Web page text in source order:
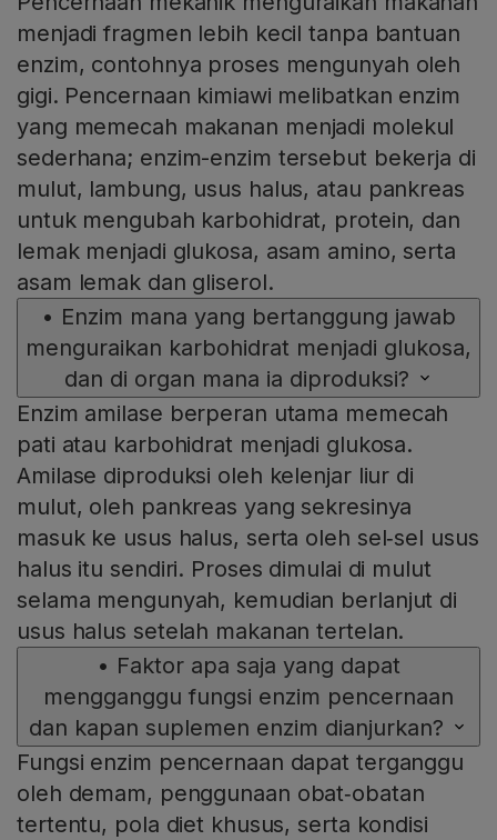
menjadi fragmen lebih kecil tanpa bantuan
enzim, contohnya proses mengunyah oleh
gigi. Pencernaan kimiawi melibatkan enzim
yang memecah makanan menjadi molekul
sederhana; enzim-enzim tersebut bekerja di
mulut, lambung, usus halus, atau pankreas
untuk mengubah karbohidrat, protein, dan
lemak menjadi glukosa, asam amino, serta
asam lemak dan gliserol.
• Enzim mana yang bertanggung jawab
menguraikan karbohidrat menjadi glukosa,
dan di organ mana ia diproduksi?
Enzim amilase berperan utama memecah
pati atau karbohidrat menjadi glukosa.
Amilase diproduksi oleh kelenjar liur di
mulut, oleh pankreas yang sekresinya
masuk ke usus halus, serta oleh sel‑sel usus
halus itu sendiri. Proses dimulai di mulut
selama mengunyah, kemudian berlanjut di
usus halus setelah makanan tertelan.
• Faktor apa saja yang dapat
mengganggu fungsi enzim pencernaan
dan kapan suplemen enzim dianjurkan?
Fungsi enzim pencernaan dapat terganggu
oleh demam, penggunaan obat‑obatan
tertentu, pola diet khusus, serta kondisi